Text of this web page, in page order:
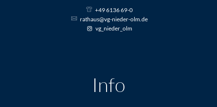
+49 6136 69-0
rathaus@vg-nieder-olm.de
vg_nieder_olm
Info